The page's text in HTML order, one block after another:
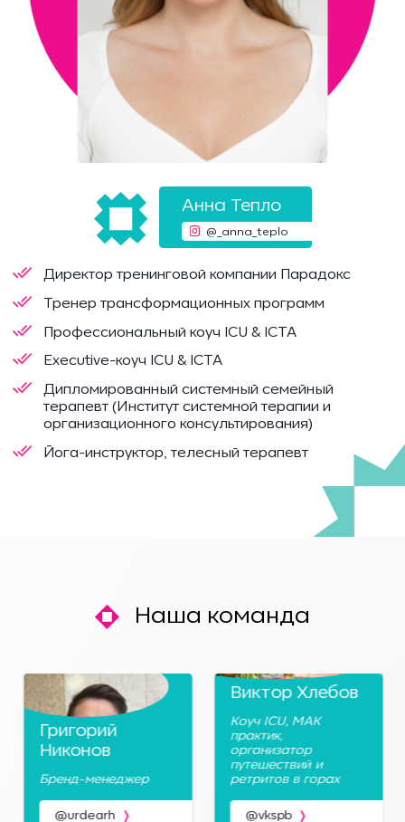
Анна Тепло
@_anna_teplo
Директор тренинговой компании Парадокс
Тренер трансформационных программ
Профессиональный коуч ICU & ICTA
Executive-коуч ICU & ICTA
Дипломированный системный семейный
терапевт (Институт системной терапии и
организационного консультирования)
Йога-инструктор, телесный терапевт
Наша команда
Григорий
Никонов
Бренд-менеджер
@urdearh
Виктор Хлебов
Коуч ICU, МАК
практик,
организатор
путешествий и
ретритов в горах
@vkspb